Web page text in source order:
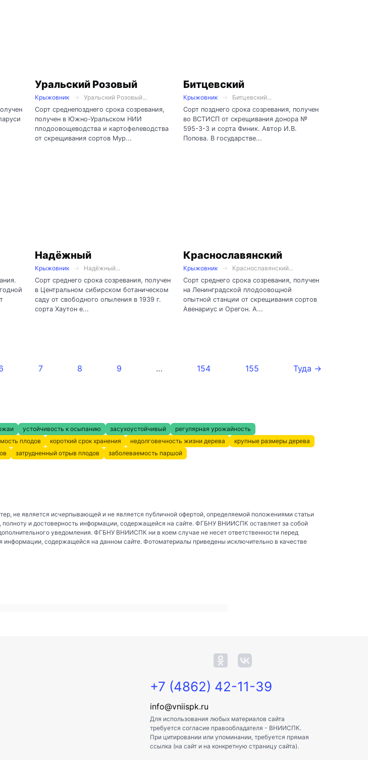
Уральский Розовый
Крыжовник
Уральский Розовый...
Сорт среднепозднего срока созревания,
получен в Южно-Уральском НИИ
плодоовощеводства и картофелеводства
от скрещивания сортов Мур...
Битцевский
Крыжовник
Битцевский...
Сорт позднего срока созревания, получен
во ВСТИСП от скрещивания донора №
595-3-3 и сорта Финик. Автор И.В.
Попова. В государстве...
Надёжный
Крыжовник
Надёжный...
Сорт среднего срока созревания, получен
в Центральном сибирском ботаническом
саду от свободного опыления в 1939 г.
сорта Хаутон е...
Краснославянский
Крыжовник
Краснославянский...
Сорт среднего срока созревания, получен
на Ленинградской плодоовощной
опытной станции от скрещивания сортов
Авенариус и Орегон. А...
7 8 9 … 154 155 Туда →
устойчивость к осыпанию засухоустойчивый
регулярная урожайность
плодов короткий срок хранения недолговечность жизни дерева
крупные размеры дерева
затрудненный отрыв плодов заболеваемость паршой
не является исчерпывающей и не является публичной офертой, определяемой положениями статьи
и достоверность информации, содержащейся на сайте. ФГБНУ ВНИИСПК оставляет за собой
уведомления. ФГБНУ ВНИИСПК ни в коем случае не несет ответственности перед
содержащейся на данном сайте. Фотоматериалы приведены исключительно в качестве
+7 (4862) 42-11-39
info@vniispk.ru
Для использования любых материалов сайта
требуется согласие правообладателя - ВНИИСПК.
При цитировании или упоминании, требуется прямая
ссылка (на сайт и на конкретную страницу сайта).